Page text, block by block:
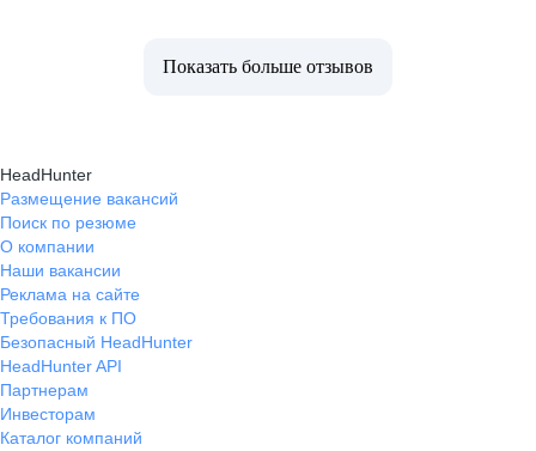
Показать больше отзывов
HeadHunter
Размещение вакансий
Поиск по резюме
О компании
Наши вакансии
Реклама на сайте
Требования к ПО
Безопасный HeadHunter
HeadHunter API
Партнерам
Инвесторам
Каталог компаний